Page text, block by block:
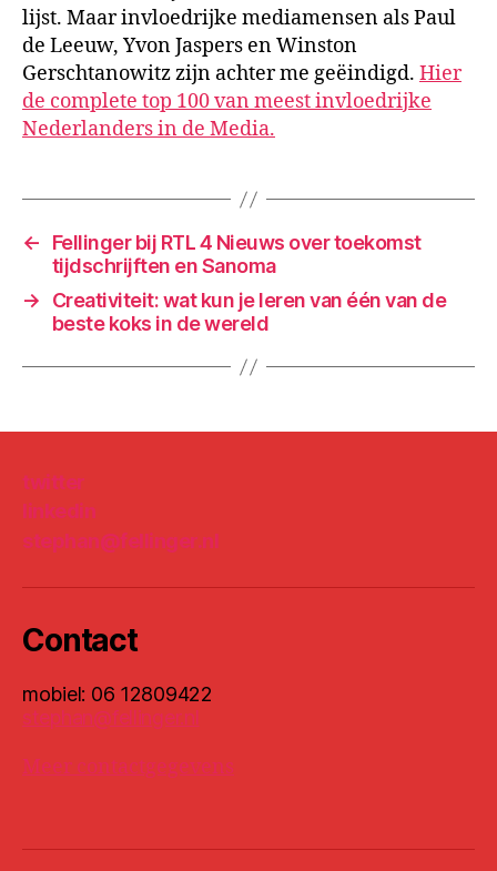
lijst. Maar invloedrijke mediamensen als Paul
de Leeuw, Yvon Jaspers en Winston
Gerschtanowitz zijn achter me geëindigd. Hier
de complete top 100 van meest invloedrijke
Nederlanders in de Media.
←
Fellinger bij RTL 4 Nieuws over toekomst
tijdschrijften en Sanoma
→
Creativiteit: wat kun je leren van één van de
beste koks in de wereld
twitter
linkedin
stephan@fellinger.nl
Contact
mobiel: 06 12809422
stephan@fellinger.nl
Meer contactgegevens